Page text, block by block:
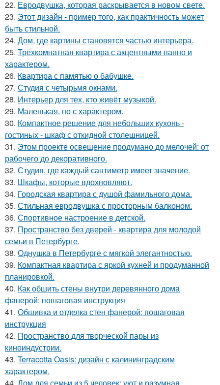
22. Евродвушка, которая раскрывается в новом свете.
23. Этот дизайн - пример того, как практичность может
быть стильной.
24. Дом, где картины становятся частью интерьера.
25. Трёхкомнатная квартира с акцентными панно и
характером.
26. Квартира с памятью о бабушке.
27. Студия с четырьмя окнами.
28. Интерьер для тех, кто живёт музыкой.
29. Маленькая, но с характером.
30. Компактное решение для небольших кухонь -
гостиных - шкаф с откидной столешницей.
31. Этом проекте освещение продумано до мелочей: от
рабочего до декоративного.
32. Студия, где каждый сантиметр имеет значение.
33. Шкафы, которые вдохновляют.
34. Городская квартира с душой фамильного дома.
35. Стильная евродвушка с просторным балконом.
36. Спортивное настроение в детской.
37. Пространство без дверей - квартира для молодой
семьи в Петербурге.
38. Однушка в Петербурге с мягкой элегантностью.
39. Компактная квартира с яркой кухней и продуманной
планировкой.
40. Как обшить стены внутри деревянного дома
фанерой: пошаговая инструкция
41. Обшивка и отделка стен фанерой: пошаговая
инструкция
42. Пространство для творческой пары из
киноиндустрии.
43. Terracotta Oasis: дизайн с калининградским
характером.